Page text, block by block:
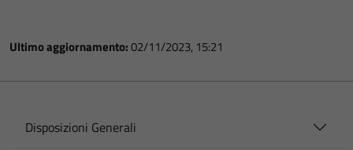
Ultimo aggiornamento:02/11/2023, 15:21
Disposizioni Generali